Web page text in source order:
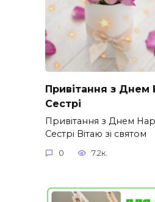
Привітання з
Сестрі
Привітання з Днем
Сестрі Вітаю зі святом
0 7.2к.